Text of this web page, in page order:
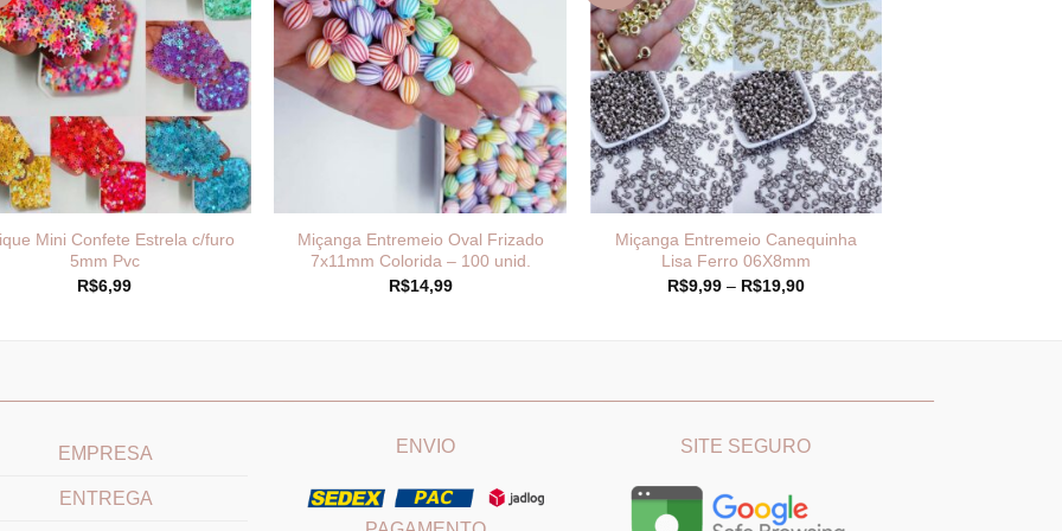
Mini Confete Estrela c/furo
5mm Pvc
R$6,99
Miçanga Entremeio Oval Frizado
7x11mm Colorida – 100 unid.
R$14,99
Miçanga Entremeio Canequinha
Lisa Ferro 06X8mm
R$9,99 – R$19,90Faixa
EMPRESA
ENTREGA
ENVIO SITE SEGURO